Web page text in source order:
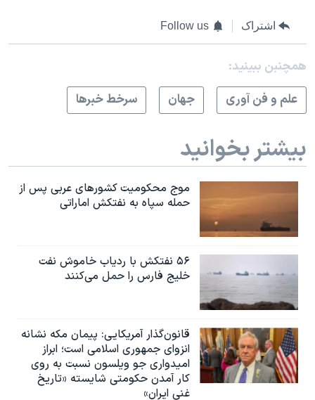
اشتراک Follow us
همچنبن ببینید:
علم و فن آوری
جهان سرخط خبرها
بیشتر بخوانید
موج محکومیت کشورهای عربی پس از
حمله سپاه به نفتکش اماراتی
۵۶ نفتکش با ردیاب خاموش نفت
خلیج فارس را حمل می‌کنند
قانون‌گذار آمریکایی: پیمان مکه نشانه
انزوای جمهوری اسلامی است؛ ابراز
امیدواری جو ویلسون نسبت به روی
کار آمدن حکومتی شایسته «تاریخ
غنی ایران»